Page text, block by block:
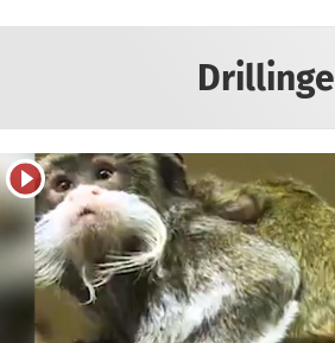
Drillinge